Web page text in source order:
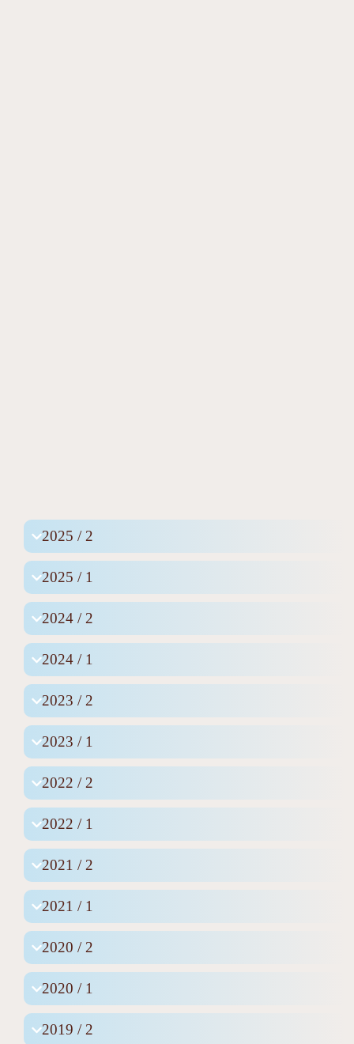
2025 / 2
2025 / 1
2024 / 2
2024 / 1
2023 / 2
2023 / 1
2022 / 2
2022 / 1
2021 / 2
2021 / 1
2020 / 2
2020 / 1
2019 / 2